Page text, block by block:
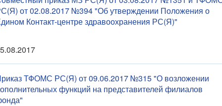
от 02.08.2017 №394 "Об утверждении Положения о
Контакт-центре здравоохранения РС(Я)"
ТФОМС РС(Я) от 09.06.2017 №315 "О возложении
функций на представителей филиалов